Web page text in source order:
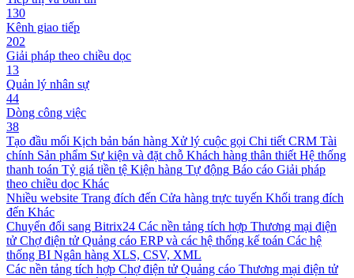
130
Kênh giao tiếp
202
Giải pháp theo chiều dọc
13
Quản lý nhân sự
44
Dòng công việc
38
Tạo đầu mối Kịch bản bán hàng Xử lý cuộc gọi Chi tiết CRM Tài
chính Sản phẩm Sự kiện và đặt chỗ Khách hàng thân thiết Hệ thống
thanh toán Tỷ giá tiền tệ Kiện hàng Tự động Báo cáo Giải pháp
theo chiều dọc Khác
Nhiều website Trang đích đến Cửa hàng trực tuyến Khối trang đích
đến Khác
Chuyển đổi sang Bitrix24 Các nền tảng tích hợp Thương mại điện
tử Chợ điện tử Quảng cáo ERP và các hệ thống kế toán Các hệ
thống BI Ngân hàng XLS, CSV, XML
Các nền tảng tích hợp Chợ điện tử Quảng cáo Thương mại điện tử